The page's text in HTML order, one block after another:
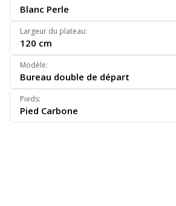
Blanc Perle
Largeur du plateau:
120 cm
Modèle:
Bureau double de départ
Pieds:
Pied Carbone